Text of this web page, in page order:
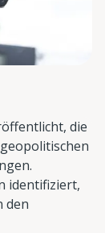
die
identifiziert,
den